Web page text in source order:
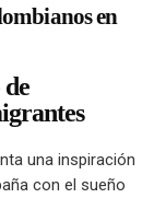
en
una inspiración
con el sueño